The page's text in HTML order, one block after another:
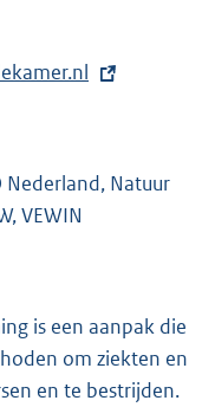
Nederland, Natuur
VEWIN
is een aanpak die
om ziekten en
en te bestrijden.